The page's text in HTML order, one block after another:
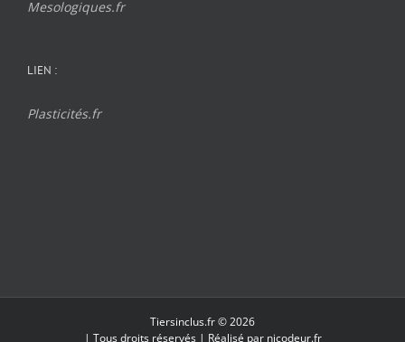
Mesologiques.fr
LIEN :
Plasticités.fr
Tiersinclus.fr © 2026
| Tous droits réservés | Réalisé par nicodeur.fr